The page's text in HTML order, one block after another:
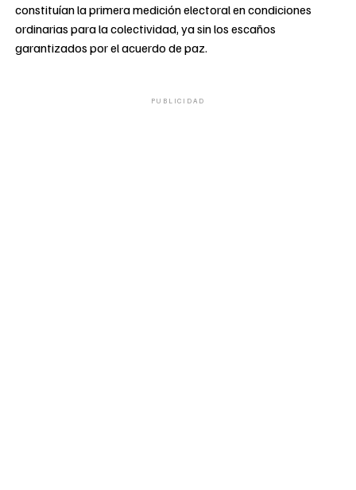
constituían la primera medición electoral en condiciones
ordinarias para la colectividad, ya sin los escaños
garantizados por el acuerdo de paz.
PUBLICIDAD